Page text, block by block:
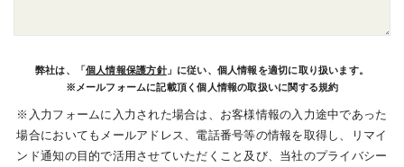
弊社は、「個人情報保護方針」に従い、個人情報を適切に取り扱います。
※メールフォームに記載頂く個人情報の取扱いに関する規約
※入力フォームに入力された場合は、お客様情報の入力途中であった
場合においてもメールアドレス、電話番号等の情報を取得し、リマイ
ンド通知の目的で活用させていただくこと及び、当社のプライバシー